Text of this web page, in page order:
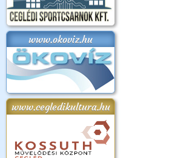
www.okoviz.hu
www.cegledikultura.hu
2018.
Kossuth Toborzó
Ünnepély
Szent István Ünnepe